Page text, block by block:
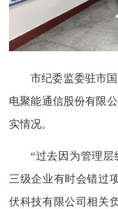
市纪委监委驻市
电聚能通信股份有限
实情况。
“过去因为管理
三级企业有时会错过
伏科技有限公司相关